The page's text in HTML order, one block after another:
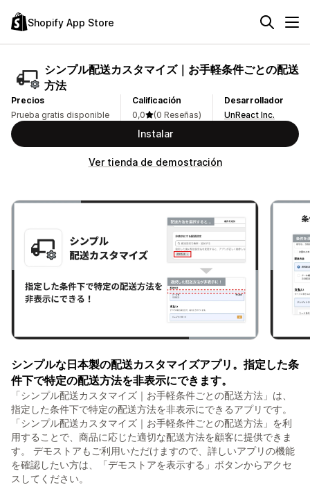
Shopify App Store
シンプル配送カスタマイズ｜お手軽条件ごとの配送
方法
Precios
Prueba gratis disponible
Calificación
0,0
(0 Reseñas)
Desarrollador
UnReact Inc.
Instalar
Ver tienda de demostración
シンプルな日本製の配送カスタマイズアプリ。指定した条
件下で特定の配送方法を非表示にできます。
「シンプル配送カスタマイズ｜お手軽条件ごとの配送方法」は、
指定した条件下で特定の配送方法を非表示にできるアプリです。
「シンプル配送カスタマイズ｜お手軽条件ごとの配送方法」を利
用することで、商品に応じた適切な配送方法を顧客に提供できま
す。 デモストアもご利用いただけますので、詳しいアプリの機能
を確認したい方は、「デモストアを表示する」ボタンからアクセ
スしてください。